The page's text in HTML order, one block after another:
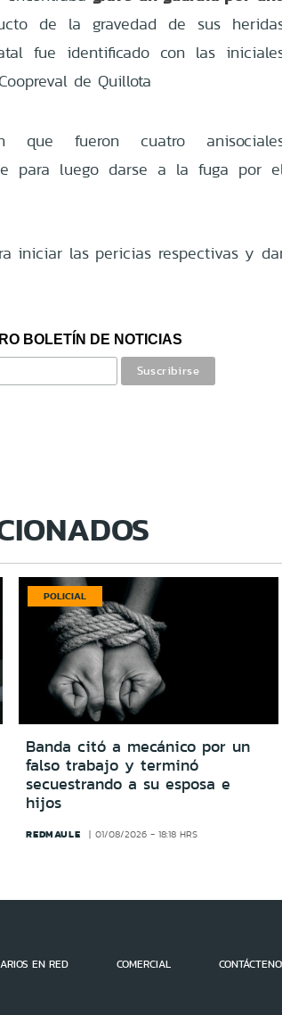
de la gravedad de sus
fue identificado con las
de Quillota
que fueron cuatro
para luego darse a la fuga por
iniciar las pericias respectivas y
BOLETÍN DE NOTICIAS
POLICIAL
Banda citó a mecánico por un
falso trabajo y terminó
secuestrando a su esposa e
hijos
REDMAULE 01/08/2026 - 18:18 HRS
EN RED COMERCIAL